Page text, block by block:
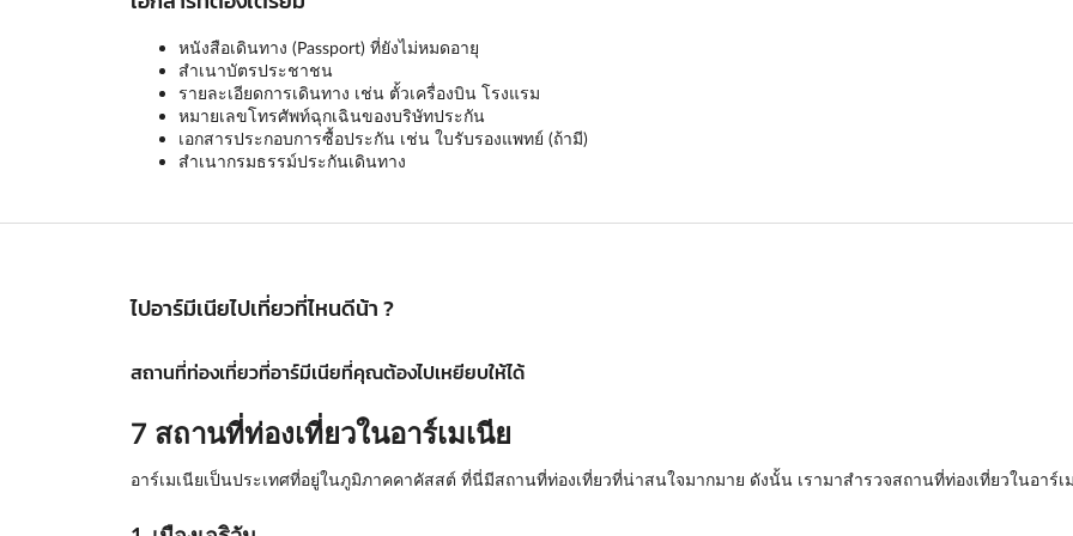
หนังสือเดินทาง (Passport) ที่ยังไม่หมดอายุ
สำเนาบัตรประชาชน
รายละเอียดการเดินทาง เช่น ตั้วเครื่องบิน โรงแรม
หมายเลขโทรศัพท์ฉุกเฉินของบริษัทประกัน
เอกสารประกอบการซื้อประกัน เช่น ใบรับรองแพทย์ (ถ้ามี)
สำเนากรมธรรม์ประกันเดินทาง
ไปอาร์มีเนียไปเที่ยวที่ไหนดีน้า ?
สถานที่ท่องเที่ยวที่อาร์มีเนียที่คุณต้องไปเหยียบให้ได้
7 สถานที่ท่องเที่ยวในอาร์เมเนีย
อาร์เมเนียเป็นประเทศที่อยู่ในภูมิภาคคาคัสสต์ ที่นี่มีสถานที่ท่องเที่ยวที่น่าสนใจมากมาย ดังนั้น เรามาสำรวจสถานที่ท่องเที่ยวในอาร์เ